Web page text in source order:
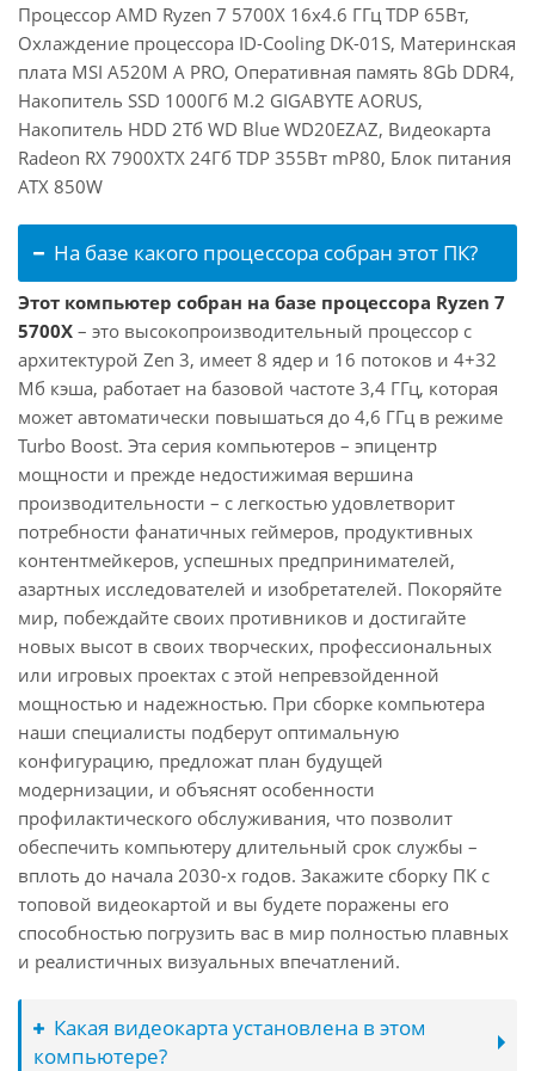
Процессор AMD Ryzen 7 5700X 16x4.6 ГГц TDP 65Вт,
Охлаждение процессора ID-Cooling DK-01S, Материнская
плата MSI A520M A PRO, Оперативная память 8Gb DDR4,
Накопитель SSD 1000Гб M.2 GIGABYTE AORUS,
Накопитель HDD 2Тб WD Blue WD20EZAZ, Видеокарта
Radeon RX 7900XTX 24Гб TDP 355Вт mP80, Блок питания
ATX 850W
На базе какого процессора собран этот ПК?
Этот компьютер собран на базе процессора Ryzen 7
5700X – это высокопроизводительный процессор с
архитектурой Zen 3, имеет 8 ядер и 16 потоков и 4+32
Мб кэша, работает на базовой частоте 3,4 ГГц, которая
может автоматически повышаться до 4,6 ГГц в режиме
Turbo Boost. Эта серия компьютеров – эпицентр
мощности и прежде недостижимая вершина
производительности – с легкостью удовлетворит
потребности фанатичных геймеров, продуктивных
контентмейкеров, успешных предпринимателей,
азартных исследователей и изобретателей. Покоряйте
мир, побеждайте своих противников и достигайте
новых высот в своих творческих, профессиональных
или игровых проектах с этой непревзойденной
мощностью и надежностью. При сборке компьютера
наши специалисты подберут оптимальную
конфигурацию, предложат план будущей
модернизации, и объяснят особенности
профилактического обслуживания, что позволит
обеспечить компьютеру длительный срок службы –
вплоть до начала 2030-х годов. Закажите сборку ПК с
топовой видеокартой и вы будете поражены его
способностью погрузить вас в мир полностью плавных
и реалистичных визуальных впечатлений.
Какая видеокарта установлена в этом
компьютере?